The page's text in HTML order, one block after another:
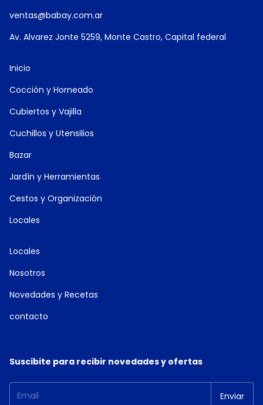
ventas@babay.com.ar
Av. Alvarez Jonte 5259, Monte Castro, Capital federal
Inicio
Cocción y Horneado
Cubiertos y Vajilla
Cuchillos y Utensilios
Bazar
Jardín y Herramientas
Cestos y Organización
Locales
Locales
Nosotros
Novedades y Recetas
contacto
Suscibite para recibir novedades y ofertas